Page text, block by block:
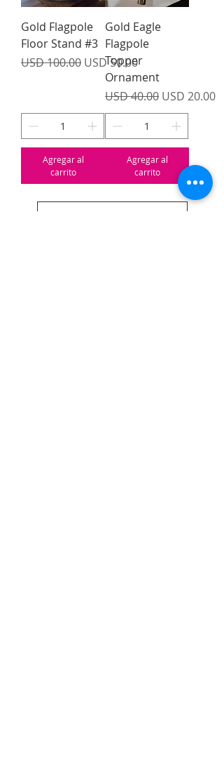
Gold Flagpole
Floor Stand #3
Precio
USD 100.00 Precio de oferta
USD 50.00
Agregar al
carrito
Gold Eagle
Flagpole
Topper
Ornament
Precio
USD 40.00 Precio de
USD 20.00
Agregar al
carrito